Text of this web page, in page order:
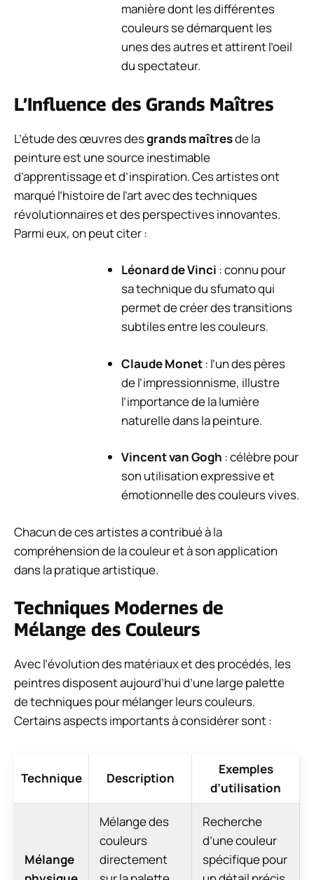
manière dont les différentes
couleurs se démarquent les
unes des autres et attirent l’oeil
du spectateur.
L’Influence des Grands Maîtres
L’étude des œuvres desgrands maîtresde la
peinture est une source inestimable
d’apprentissage et d’inspiration. Ces artistes ont
marqué l’histoire de l’art avec des techniques
révolutionnaires et des perspectives innovantes.
Parmi eux, on peut citer :
Léonard de Vinci : connu pour
sa technique du sfumato qui
permet de créer des transitions
subtiles entre les couleurs.
Claude Monet: l’un des pères
de l’impressionnisme, illustre
l’importance de la lumière
naturelle dans la peinture.
Vincent van Gogh : célèbre pour
son utilisation expressive et
émotionnelle des couleurs vives.
Chacun de ces artistes a contribué à la
compréhension de la couleur et à son application
dans la pratique artistique.
Techniques Modernes de
Mélange des Couleurs
Avec l’évolution des matériaux et des procédés, les
peintres disposent aujourd’hui d’une large palette
de techniques pour mélanger leurs couleurs.
Certains aspects importants à considérer sont :
Technique Description
Exemples
d’utilisation
Mélange
Mélange des
couleurs
directement
Recherche
d’une couleur
spécifique pour